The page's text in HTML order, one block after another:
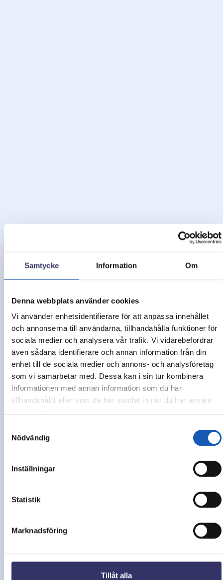
Samtycke Information Om
Denna webbplats använder cookies
Vi använder enhetsidentifierare för att anpassa innehållet
och annonserna till användarna, tillhandahålla funktioner för
sociala medier och analysera vår trafik. Vi vidarebefordrar
även sådana identifierare och annan information från din
enhet till de sociala medier och annons- och analysföretag
som vi samarbetar med. Dessa kan i sin tur kombinera
informationen med annan information som du har
tillhandahållit eller som de har samlat in när du har använt
Nödvändig
Inställningar
Statistik
Marknadsföring
Tillåt alla
Klagomåls-hantering
Det är viktigt för oss att våra elever är nöjda med sin
tid och utbildning hos oss. Om du som elev har några
klagomål kring utbildningen, skolan eller annat så vill
vi självklart höra detta och arbeta för att bli bättre.
Du är alltid välkommen att kontakta vår kundtjänst
med frågor eller funderingar kring din skolgång.